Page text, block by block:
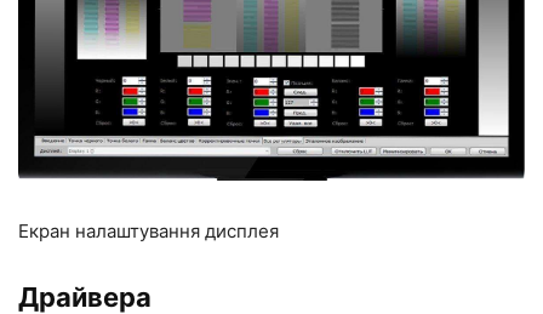
Екран налаштування дисплея
Драйвера